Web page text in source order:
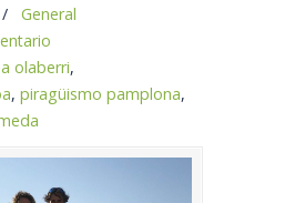
/
General
olaberri,
, piragüismo pamplona,